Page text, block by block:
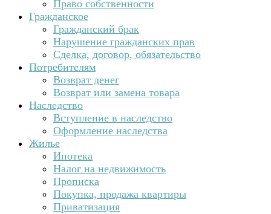
Право собственности
Гражданское
Гражданский брак
Нарушение гражданских прав
Сделка, договор, обязательство
Потребителям
Возврат денег
Возврат или замена товара
Наследство
Вступление в наследство
Оформление наследства
Жилье
Ипотека
Налог на недвижимость
Прописка
Покупка, продажа квартиры
Приватизация